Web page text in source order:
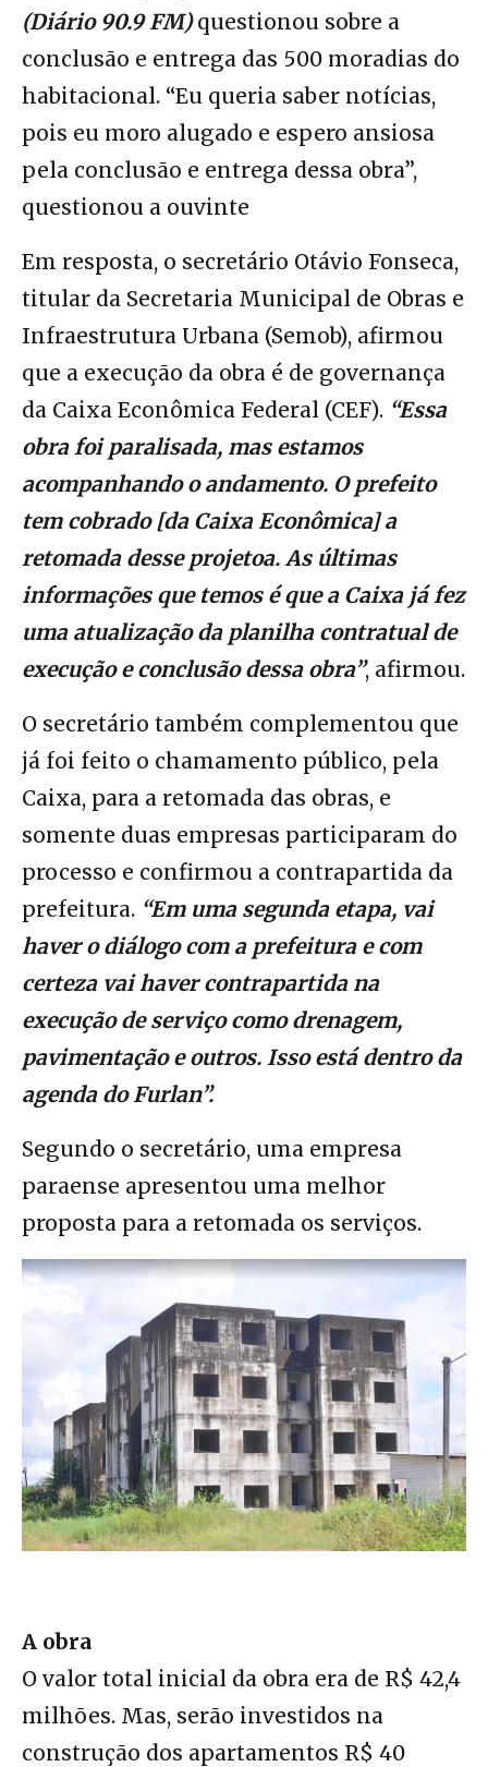
(Diário 90.9 FM)questionou sobre a
conclusão e entrega das 500 moradias do
habitacional. “Eu queria saber notícias,
pois eu moro alugado e espero ansiosa
pela conclusão e entrega dessa obra”,
questionou a ouvinte
Em resposta, o secretário Otávio Fonseca,
titular da Secretaria Municipal de Obras e
Infraestrutura Urbana (Semob), afirmou
que a execução da obra é de governança
da Caixa Econômica Federal (CEF). “Essa
obra foi paralisada, mas estamos
acompanhando o andamento. O prefeito
tem cobrado [da Caixa Econômica] a
retomada desse projetoa. As últimas
informações que temos é que a Caixa já fez
uma atualização da planilha contratual de
execução e conclusão dessa obra”, afirmou.
O secretário também complementou que
já foi feito o chamamento público, pela
Caixa, para a retomada das obras, e
somente duas empresas participaram do
processo e confirmou a contrapartida da
prefeitura. “Em uma segunda etapa, vai
haver o diálogo com a prefeitura e com
certeza vai haver contrapartida na
execução de serviço como drenagem,
pavimentação e outros. Isso está dentro da
agenda do Furlan”.
Segundo o secretário, uma empresa
paraense apresentou uma melhor
proposta para a retomada os serviços.
A obra
O valor total inicial da obra era de R$ 42,4
milhões. Mas, serão investidos na
construção dos apartamentos R$ 40